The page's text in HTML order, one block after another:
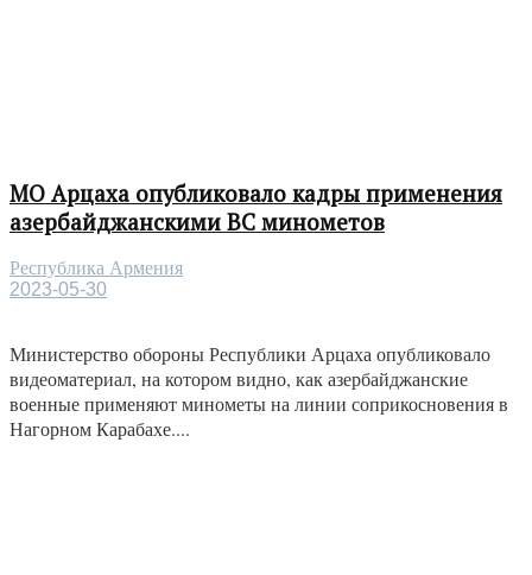
МО Арцаха опубликовало кадры применения
азербайджанскими ВС минометов
Республика Армения
2023-05-30
Министерство обороны Республики Арцаха опубликовало
видеоматериал, на котором видно, как азербайджанские
военные применяют минометы на линии соприкосновения в
Нагорном Карабахе....